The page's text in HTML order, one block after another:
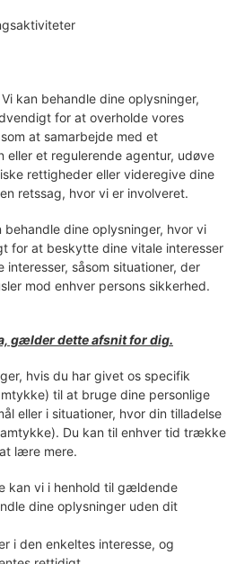
Vi kan behandle dine oplysninger,
for at overholde vores
at samarbejde med et
et regulerende agentur, udøve
rettigheder eller videregive dine
retssag, hvor vi er involveret.
behandle dine oplysninger, hvor vi
for at beskytte dine vitale interesser
interesser, såsom situationer, der
mod enhver persons sikkerhed.
gælder dette afsnit for dig.
hvis du har givet os specifik
til at bruge dine personlige
eller i situationer, hvor din tilladelse
Du kan til enhver tid trække
at lære mere.
kan vi i henhold til gældende
dine oplysninger uden dit
i den enkeltes interesse, og